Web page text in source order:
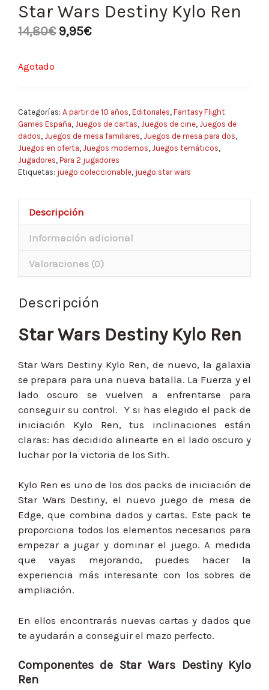
Star Wars Destiny Kylo Ren
14,80€ 9,95€
Agotado
Categorías: A partir de 10 años, Editoriales, Fantasy Flight
Games España, Juegos de cartas, Juegos de cine, Juegos de
dados, Juegos de mesa familiares, Juegos de mesa para dos,
Juegos en oferta, Juegos modernos, Juegos temáticos,
Jugadores, Para 2 jugadores
Etiquetas: juego coleccionable, juego star wars
Descripción
Información adicional
Valoraciones (0)
Descripción
Star Wars Destiny Kylo Ren
Star Wars Destiny Kylo Ren, de nuevo, la galaxia
se prepara para una nueva batalla. La Fuerza y el
lado oscuro se vuelven a enfrentarse para
conseguir su control. Y si has elegido el pack de
iniciación Kylo Ren, tus inclinaciones están
claras: has decidido alinearte en el lado oscuro y
luchar por la victoria de los Sith.
Kylo Ren es uno de los dos packs de iniciación de
Star Wars Destiny, el nuevo juego de mesa de
Edge, que combina dados y cartas. Este pack te
proporciona todos los elementos necesarios para
empezar a jugar y dominar el juego. A medida
que vayas mejorando, puedes hacer la
experiencia más interesante con los sobres de
ampliación.
En ellos encontrarás nuevas cartas y dados que
te ayudarán a conseguir el mazo perfecto.
Componentes de Star Wars Destiny Kylo
Ren